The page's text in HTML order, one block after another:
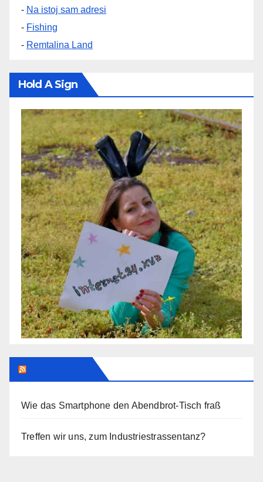
- Na istoj sam adresi
- Fishing
- Remtalina Land
Hold A Sign
Wie das Smartphone den Abendbrot-Tisch fraß
Treffen wir uns, zum Industriestrassentanz?